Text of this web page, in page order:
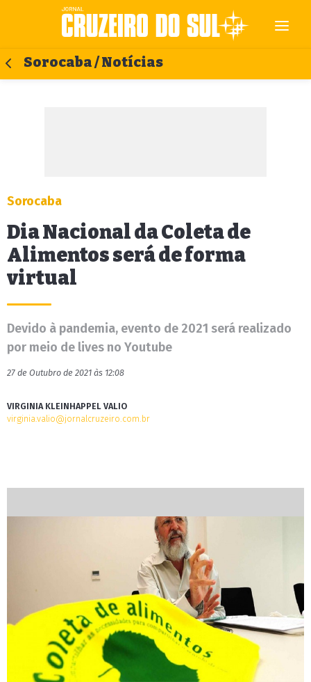
Sorocaba / Notícias
Sorocaba
Dia Nacional da Coleta de
Alimentos será de forma
virtual
Devido à pandemia, evento de 2021 será realizado
por meio de lives no Youtube
27 de Outubro de 2021 às 12:08
VIRGINIA KLEINHAPPEL VALIO
virginia.valio@jornalcruzeiro.com.br